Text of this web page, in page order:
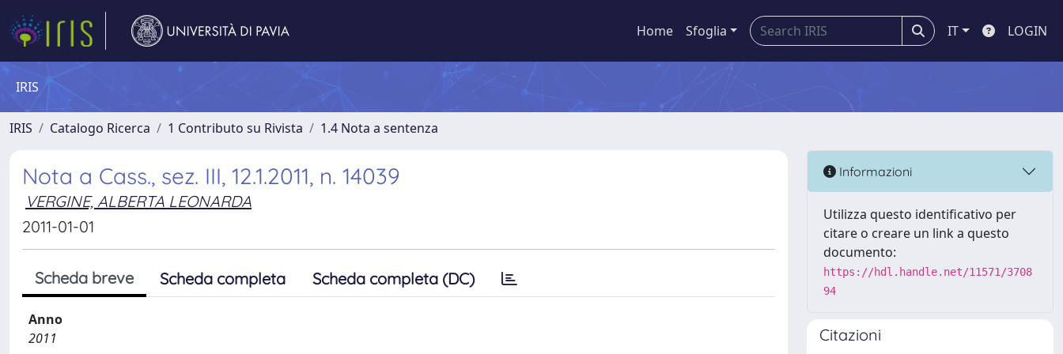
Home Sfoglia IT LOGIN
IRIS
IRIS Catalogo Ricerca 1 Contributo su Rivista 1.4 Nota a sentenza
Nota a Cass., sez. III, 12.1.2011, n. 14039
VERGINE, ALBERTA LEONARDA
2011-01-01
Scheda breve Scheda completa Scheda completa (DC)
Anno
2011
Informazioni
Utilizza questo identificativo per
citare o creare un link a questo
documento:
https://hdl.handle.net/11571/3708
94
Citazioni